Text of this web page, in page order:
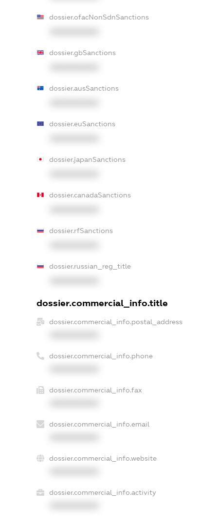
dossier.ofacNonSdnSanctions
dossier.gbSanctions
dossier.ausSanctions
dossier.euSanctions
dossier.japanSanctions
dossier.canadaSanctions
dossier.rfSanctions
dossier.russian_reg_title
dossier.commercial_info.title
dossier.commercial_info.postal_address
dossier.commercial_info.phone
dossier.commercial_info.fax
dossier.commercial_info.email
dossier.commercial_info.website
dossier.commercial_info.activity